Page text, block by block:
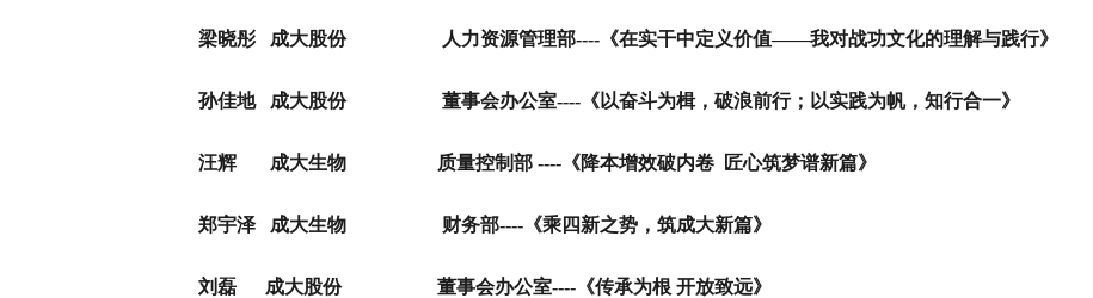
梁晓彤 成大股份 人力资源管理部---- 《在实干中定义价值——我对战功文化的理解与践行》
孙佳地 成大股份 董事会办公室---- 《以奋斗为楫，破浪前行；以实践为帆，知行合一》
汪辉 成大生物 质量控制部---- 《降本增效破内卷 匠心筑梦谱新篇》
郑宇泽 成大生物 财务部---- 《乘四新之势，筑成大新篇》
刘磊 成大股份 董事会办公室---- 《传承为根 开放致远》